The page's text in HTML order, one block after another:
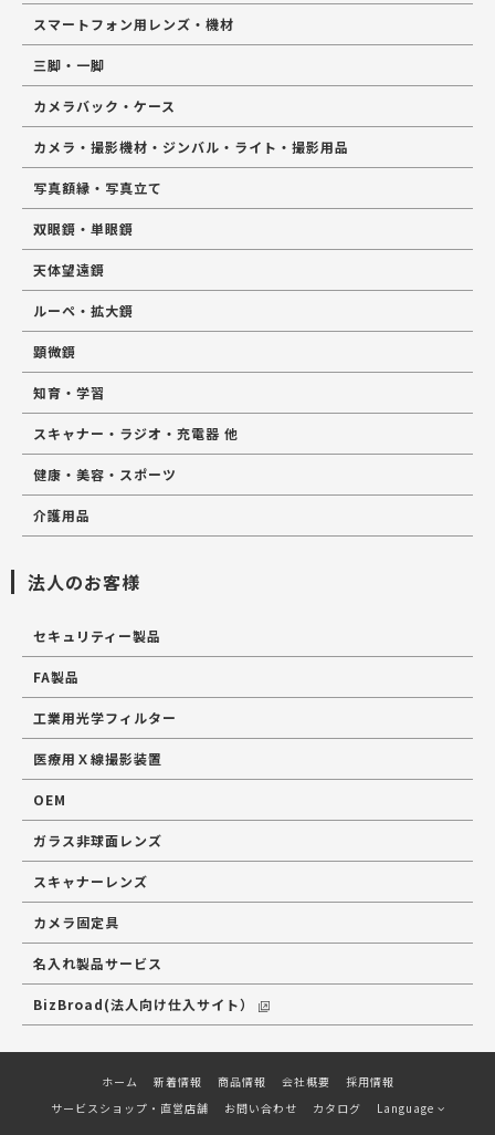
スマートフォン用レンズ・機材
三脚・一脚
カメラバック・ケース
カメラ・撮影機材・ジンバル・ライト・撮影用品
写真額縁・写真立て
双眼鏡・単眼鏡
天体望遠鏡
ルーペ・拡大鏡
顕微鏡
知育・学習
スキャナー・ラジオ・充電器 他
健康・美容・スポーツ
介護用品
法人のお客様
セキュリティー製品
FA製品
工業用光学フィルター
医療用Ｘ線撮影装置
OEM
ガラス非球面レンズ
スキャナーレンズ
カメラ固定具
名入れ製品サービス
BizBroad(法人向け仕入サイト）
ホーム 新着情報 商品情報 会社概要
採用情報
サービスショップ・直営店舗
お問い合わせ カタログ Language